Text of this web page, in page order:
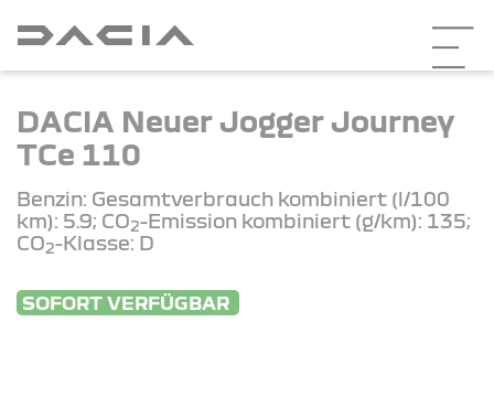
DACIA Neuer Jogger Journey
TCe 110
Benzin: Gesamtverbrauch kombiniert (l/100
km): 5.9; CO2-Emission kombiniert (g/km): 135;
CO2-Klasse: D
SOFORT VERFÜGBAR